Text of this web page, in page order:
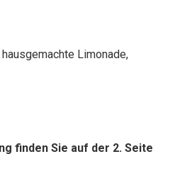
Limonade,
finden Sie auf der 2. Seite